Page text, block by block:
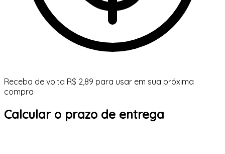
Receba de volta R$ 2,89 para usar em sua próxima
compra
Calcular o prazo de entrega